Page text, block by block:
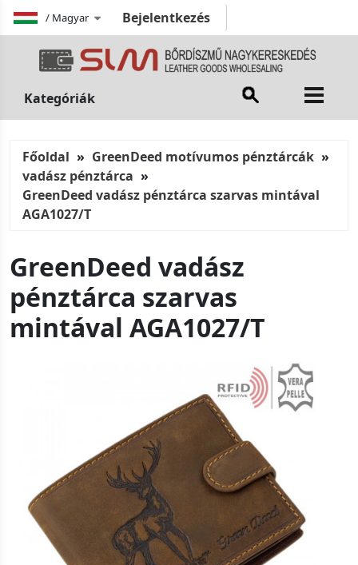
/ Magyar Bejelentkezés
Kategóriák
Főoldal
GreenDeed motívumos pénztárcák
vadász pénztárca
GreenDeed vadász pénztárca szarvas mintával
AGA1027/T
GreenDeed vadász
pénztárca szarvas
mintával AGA1027/T